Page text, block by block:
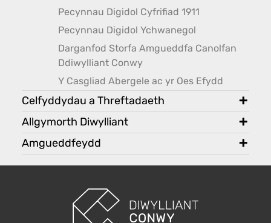
Pecynnau Digidol Cyfrifiad 1911
Pecynnau Digidol Ychwanegol
Darganfod Storfa Amgueddfa Canolfan
Ddiwylliant Conwy
Y Casgliad Abergele ac yr Oes Efydd
toggle
Celfyddydau a Threftadaeth
toggle
Allgymorth Diwylliant
toggle
Amgueddfeydd